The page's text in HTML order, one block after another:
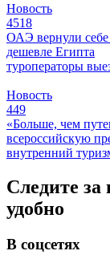
Новость
4518
ОАЭ вернули себе
дешевле Египта
туроператоры
Новость
449
«Больше, чем
всероссийскую
внутренний
Следите за
удобно
В соцсетях